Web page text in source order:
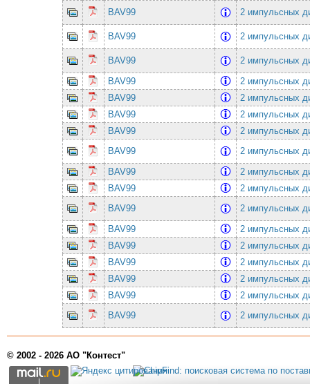
BAV99
2 импульсных
BAV99 2 импульсных
BAV99
2 импульсных
BAV99
2 импульсных
BAV99
2 импульсных
BAV99
2 импульсных
BAV99
2 импульсных
BAV99
2 импульсных
BAV99
2 импульсных
BAV99
2 импульсных
BAV99
2 импульсных
BAV99
2 импульсных
BAV99
2 импульсных
BAV99
2 импульсных
BAV99
2 импульсных
BAV99
2 импульсных
BAV99
2 импульсных
© 2002 - 2026 АО "Контест"